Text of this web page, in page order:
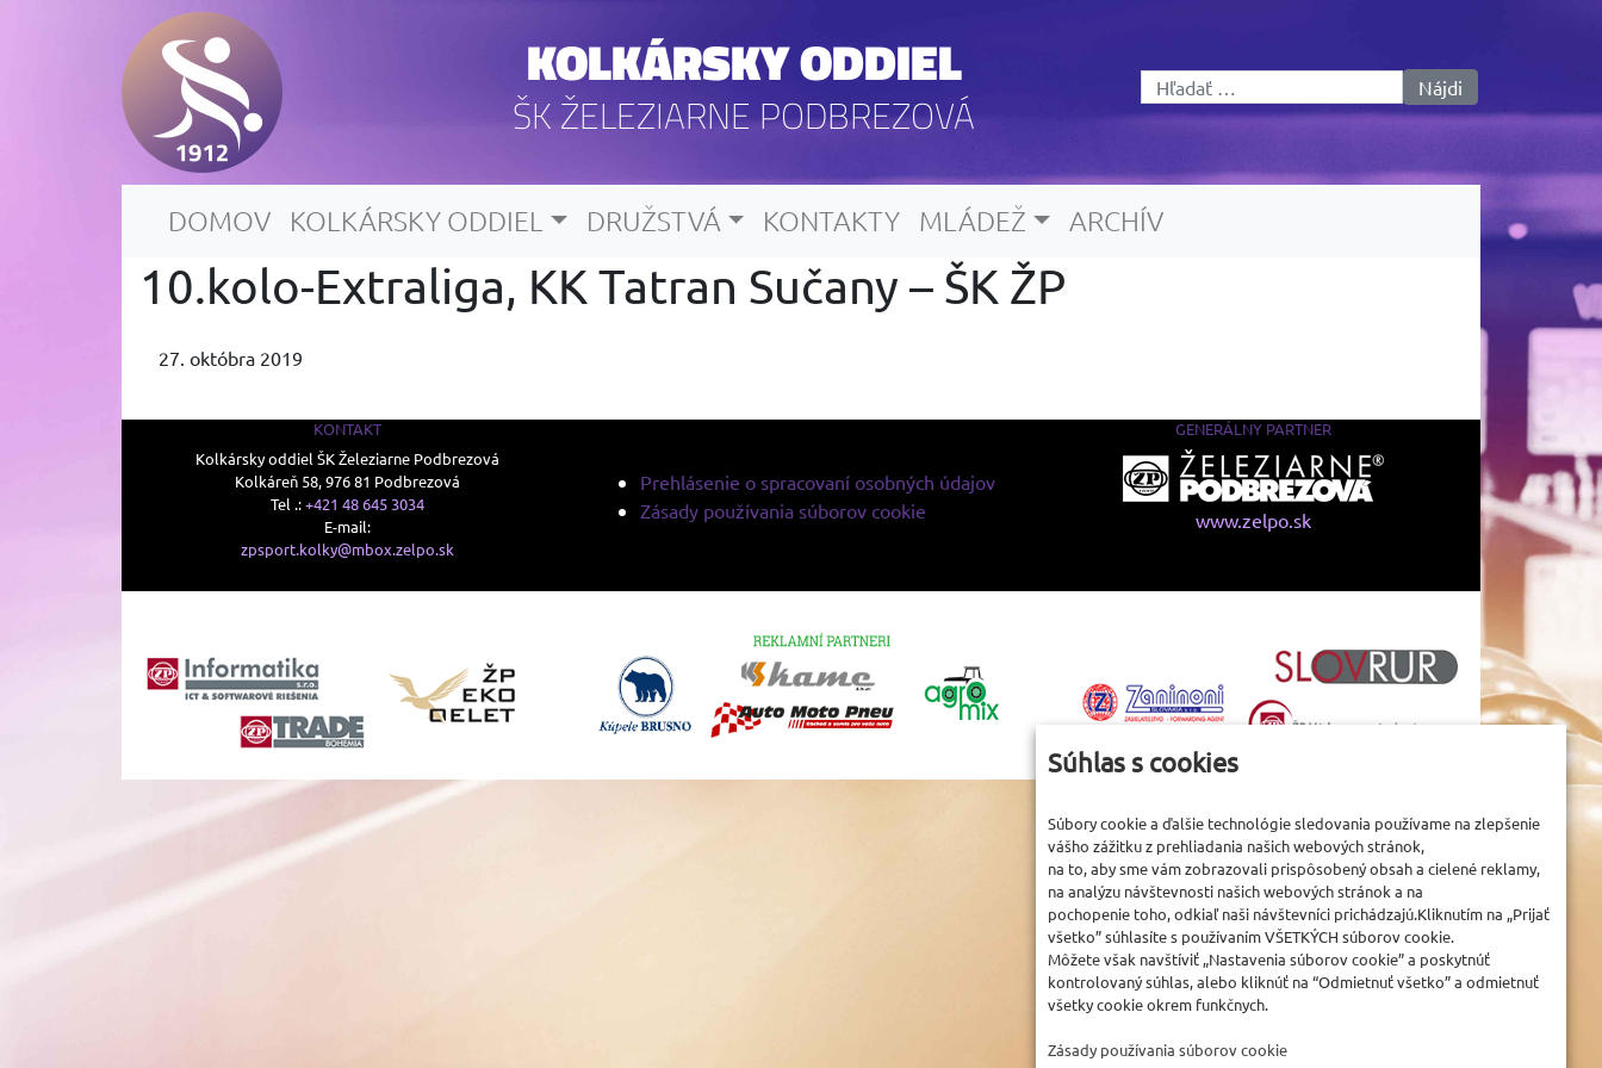
KOLKÁRSKY ODDIEL
ŠK ŽELEZIARNE PODBREZOVÁ Hľadať:
DOMOV KOLKÁRSKY ODDIEL DRUŽSTVÁ KONTAKTY MLÁDEŽ ARCHÍV
10.kolo-Extraliga, KK Tatran Sučany – ŠK ŽP
27. októbra 2019
KONTAKT
Kolkársky oddiel ŠK Železiarne Podbrezová
Kolkáreň 58, 976 81 Podbrezová
Tel .:+421 48 645 3034
E-mail:
zpsport.kolky@mbox.zelpo.sk
Prehlásenie o spracovaní osobných údajov
Zásady používania súborov cookie
GENERÁLNY PARTNER
www.zelpo.sk
Súhlas s cookies
Súbory cookie a ďalšie technológie sledovania používame na zlepšenie
vášho zážitku z prehliadania našich webových stránok,
na to, aby sme vám zobrazovali prispôsobený obsah a cielené reklamy,
na analýzu návštevnosti našich webových stránok a na
pochopenie toho, odkiaľ naši návštevníci prichádzajú.Kliknutím na „Prijať
všetko” súhlasíte s používaním VŠETKÝCH súborov cookie.
Môžete však navštíviť „Nastavenia súborov cookie” a poskytnúť
kontrolovaný súhlas, alebo kliknúť na “Odmietnuť všetko” a odmietnuť
všetky cookie okrem funkčnych.
Zásady používania súborov cookie